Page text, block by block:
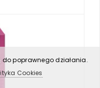
do poprawnego działania.
Cookies